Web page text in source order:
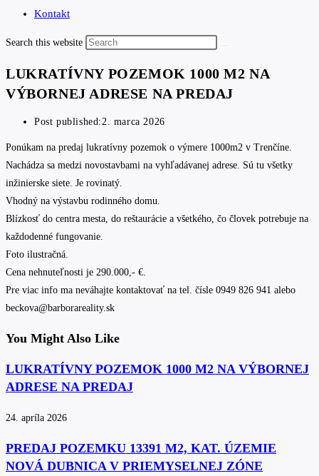
Kontakt
Search this website
LUKRATÍVNY POZEMOK 1000 M2 NA
VÝBORNEJ ADRESE NA PREDAJ
Post published:2. marca 2026
Ponúkam na predaj lukratívny pozemok o výmere 1000m2 v Trenčíne.
Nachádza sa medzi novostavbami na vyhľadávanej adrese. Sú tu všetky
inžinierske siete. Je rovinatý.
Vhodný na výstavbu rodinného domu.
Blízkosť do centra mesta, do reštaurácie a všetkého, čo človek potrebuje na
každodenné fungovanie.
Foto ilustračná.
Cena nehnuteľnosti je 290.000,- €.
Pre viac info ma neváhajte kontaktovať na tel. čísle 0949 826 941 alebo
beckova@barborareality.sk
You Might Also Like
LUKRATÍVNY POZEMOK 1000 M2 NA VÝBORNEJ
ADRESE NA PREDAJ
24. apríla 2026
PREDAJ POZEMKU 13391 M2, KAT. ÚZEMIE
NOVÁ DUBNICA V PRIEMYSELNEJ ZÓNE